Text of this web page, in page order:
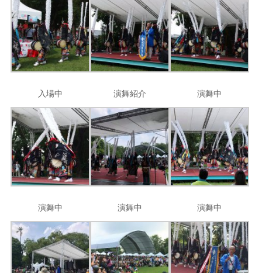
入場中 演舞紹介 演舞中
演舞中 演舞中 演舞中